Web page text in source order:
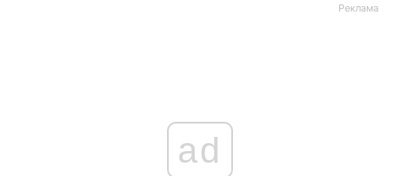
Реклама
ad